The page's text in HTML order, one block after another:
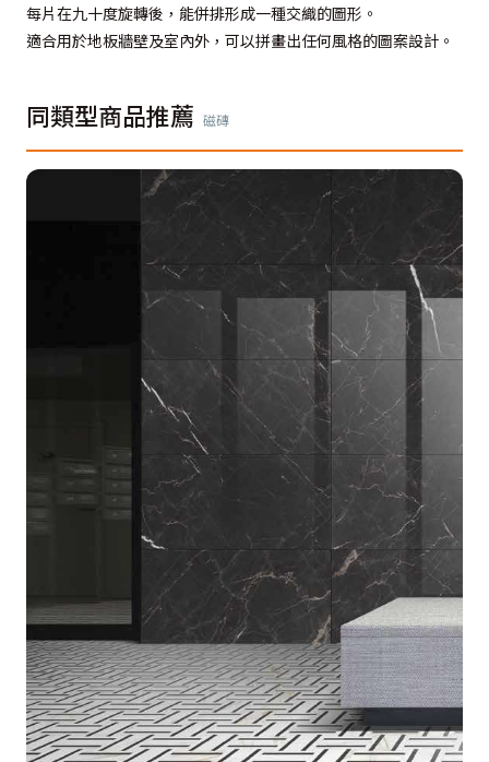
每片在九十度旋轉後，能併排形成一種交織的圖形。
適合用於地板牆壁及室內外，可以拼畫出任何風格的圖案設計。
同類型商品推薦 磁磚